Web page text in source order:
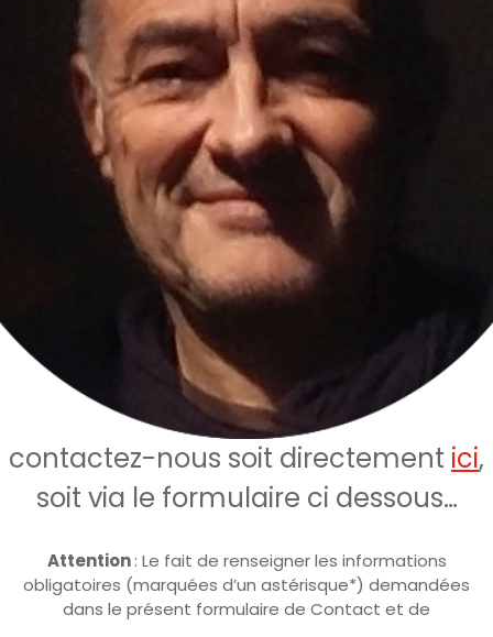
contactez-nous soit directement ici,
soit via le formulaire ci dessous…
Attention: Le fait de renseigner les informations
obligatoires (marquées d’un astérisque*) demandées
dans le présent formulaire de Contact et de